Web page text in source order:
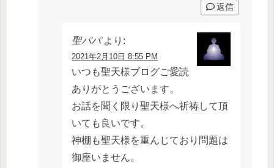
返信
聖パパ より:
2021年2月10日 8:55 PM
いつも聖天様ブログご愛読
ありがとうございます。
お話を聞く限り聖天様へ祈祷して頂
いても良いです。
神棚も聖天様を重んじており問題は
御座いません。